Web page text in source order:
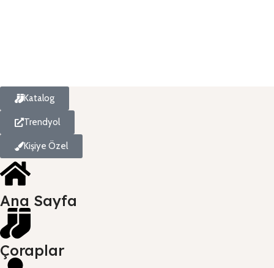
Katalog
Trendyol
Kişiye Özel
Ana Sayfa
Çoraplar